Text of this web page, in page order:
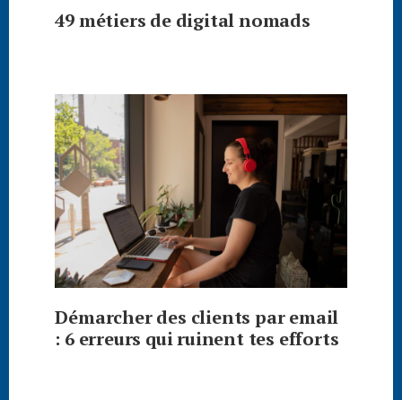
49 métiers de digital nomads
Démarcher des clients par email
: 6 erreurs qui ruinent tes efforts